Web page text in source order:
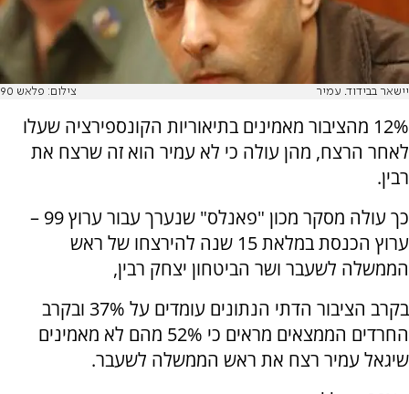
יישאר בבידוד. עמיר צילום: פלאש 90
12% מהציבור מאמינים בתיאוריות הקונספירציה שעלו
לאחר הרצח, מהן עולה כי לא עמיר הוא זה שרצח את
רבין.
כך עולה מסקר מכון "פאנלס" שנערך עבור ערוץ 99 –
ערוץ הכנסת במלאת 15 שנה להירצחו של ראש
הממשלה לשעבר ושר הביטחון יצחק רבין,
בקרב הציבור הדתי הנתונים עומדים על 37% ובקרב
החרדים הממצאים מראים כי 52% מהם לא מאמינים
שיגאל עמיר רצח את ראש הממשלה לשעבר.